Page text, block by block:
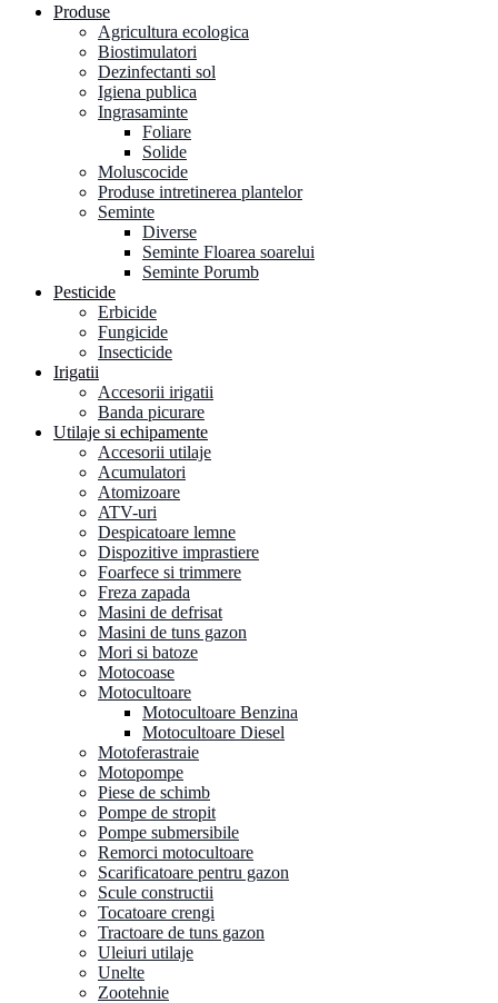
Produse
Agricultura ecologica
Biostimulatori
Dezinfectanti sol
Igiena publica
Ingrasaminte
Foliare
Solide
Moluscocide
Produse intretinerea plantelor
Seminte
Diverse
Seminte Floarea soarelui
Seminte Porumb
Pesticide
Erbicide
Fungicide
Insecticide
Irigatii
Accesorii irigatii
Banda picurare
Utilaje si echipamente
Accesorii utilaje
Acumulatori
Atomizoare
ATV-uri
Despicatoare lemne
Dispozitive imprastiere
Foarfece si trimmere
Freza zapada
Masini de defrisat
Masini de tuns gazon
Mori si batoze
Motocoase
Motocultoare
Motocultoare Benzina
Motocultoare Diesel
Motoferastraie
Motopompe
Piese de schimb
Pompe de stropit
Pompe submersibile
Remorci motocultoare
Scarificatoare pentru gazon
Scule constructii
Tocatoare crengi
Tractoare de tuns gazon
Uleiuri utilaje
Unelte
Zootehnie